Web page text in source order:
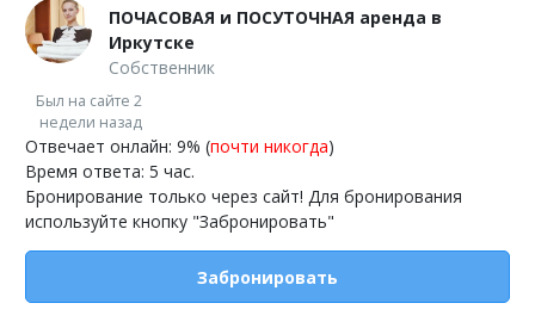
ПОЧАСОВАЯ и ПОСУТОЧНАЯ аренда в
Иркутске
Собственник
Был на сайте 2
недели назад
Отвечает онлайн: 9% (почти никогда)
Время ответа: 5 час.
Бронирование только через сайт! Для бронирования
используйте кнопку "Забронировать"
Забронировать